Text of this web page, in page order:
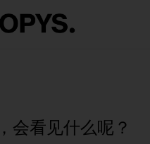
会看见什么呢？